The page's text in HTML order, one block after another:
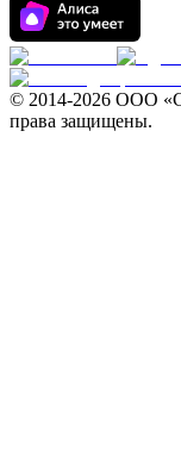
© 2014-2026 ООО
права защищены.